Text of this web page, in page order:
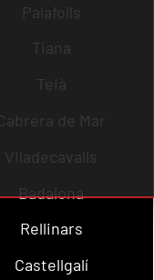
Palafolls
Tiana
Teià
Cabrera de Mar
Viladecavalls
Badalona
Rellinars
Castellgalí